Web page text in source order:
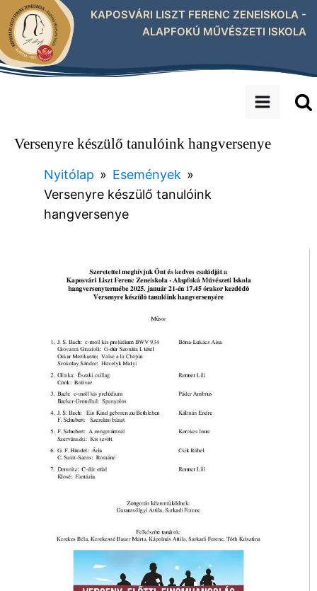
KAPOSVÁRI LISZT FERENC ZENEISKOLA -
ALAPFOKÚ MŰVÉSZETI ISKOLA
Versenyre készülő tanulóink hangversenye
Nyitólap » Események »
Versenyre készülő tanulóink
hangversenye